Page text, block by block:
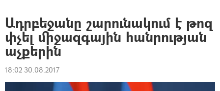
Ադրբեջանը շարունակում է թոզ
փչել միջազգային հանրության
աչքերին
18:02 30.08.2017